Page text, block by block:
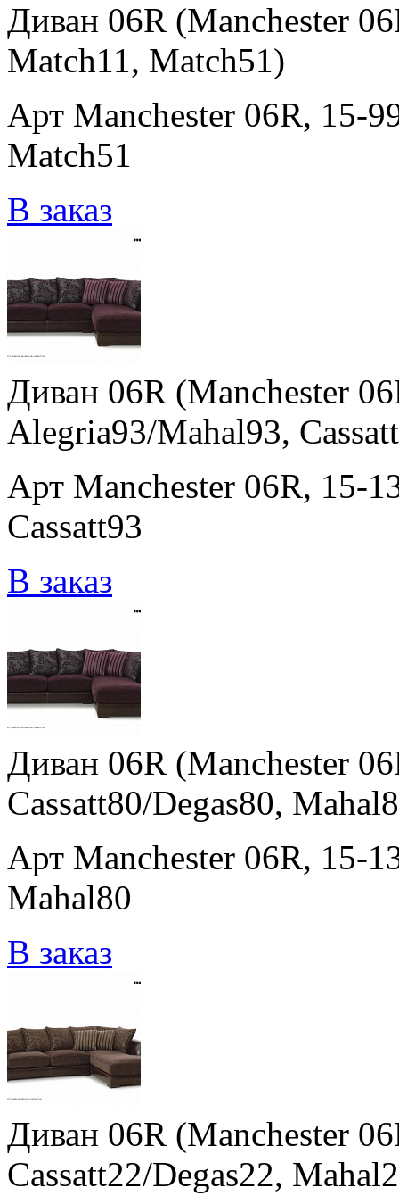
Диван 06R (Manchester
Match11, Match51)
Арт Manchester 06R, 15-
Match51
В заказ
Диван 06R (Manchester
Alegria93/Mahal93,
Арт Manchester 06R, 15-
Cassatt93
В заказ
Диван 06R (Manchester
Cassatt80/Degas80,
Арт Manchester 06R, 15-
Mahal80
В заказ
Диван 06R (Manchester
Cassatt22/Degas22,